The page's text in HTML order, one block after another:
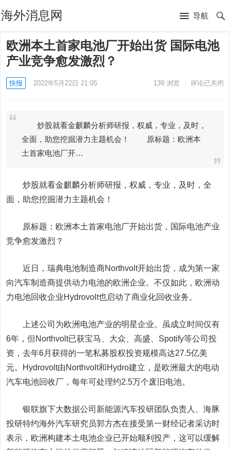
海外消息网 导航
欧洲本土首家电池厂开始出货 国际电池
产业竞争愈发激烈？
快报 2022年5月22日 21:05 139浏览 评论已关闭
炒股就看金麒麟分析师研报，权威，专业，及时，
全面，助您挖掘潜力主题机会！ 原标题：欧洲本
土首家电池厂开…
炒股就看金麒麟分析师研报，权威，专业，及时，全
面，助您挖掘潜力主题机会！
原标题：欧洲本土首家电池厂开始出货，国际电池产业
竞争愈发激烈？
近日，瑞典电池制造商Northvolt开始出货，成为第一家
向汽车制造商提供动力电池的欧洲企业。不仅如此，欧洲动
力电池回收企业Hydrovolt也启动了商业化回收业务。
上述公司为欧洲电池产业的明星企业。虽成立时间仅有
6年，但Northvolt已获宝马、大众、高盛、Spotify等公司投
资，去年6月获得的一笔私募股权投资规模高达27.5亿美
元。Hydrovolt由Northvolt和Hydro建立，是欧洲最大的电动
汽车电池回收厂，每年可处理约2.5万个废旧电池。
银联旗下大数据公司新能源汽车投研团队负责人、海豚
投研特约海外汽车研究员郭方杰在接受第一财经记者采访时
表示，欧洲构建本土电池企业已开始顺利投产，这可以缓解